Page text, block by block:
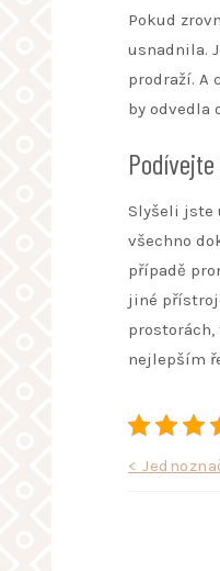
Pokud
usnadnila.
prodraží. A
by odvedla
Slyšeli jste
všechno
případě
jiné
nejlepším
Navigace
<